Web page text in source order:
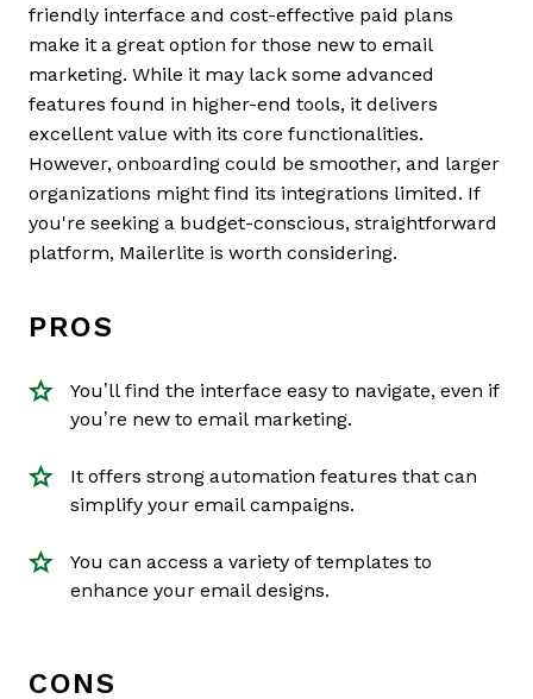
friendly interface and cost-effective paid plans
make it a great option for those new to email
marketing. While it may lack some advanced
features found in higher-end tools, it delivers
excellent value with its core functionalities.
However, onboarding could be smoother, and larger
organizations might find its integrations limited. If
you're seeking a budget-conscious, straightforward
platform, Mailerlite is worth considering.
PROS
You’ll find the interface easy to navigate, even if
you’re new to email marketing.
It offers strong automation features that can
simplify your email campaigns.
You can access a variety of templates to
enhance your email designs.
CONS